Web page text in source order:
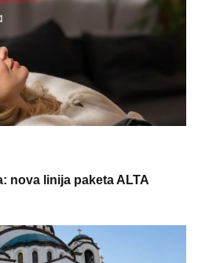
nova linija paketa ALTA